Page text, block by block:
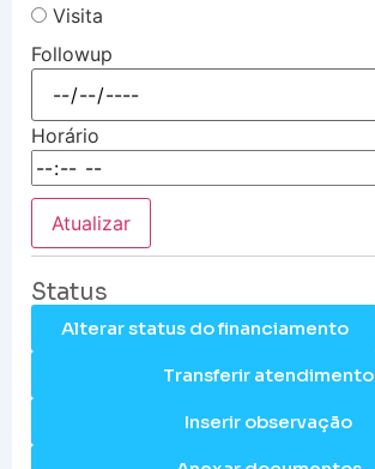
Visita
Followup
Horário
Atualizar
Status
Alterar status do financiamento
Transferir atendimento
Inserir observação